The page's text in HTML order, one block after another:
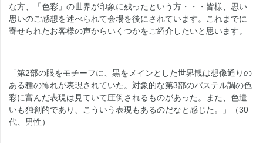
な方、「色彩」の世界が印象に残ったという方・・・皆様、思い
思いのご感想を述べられて会場を後にされています。これまでに
寄せられたお客様の声からいくつかをご紹介したいと思います。
「第2部の眼をモチーフに、黒をメインとした世界観は想像通りの
ある種の怖れが表現されていた。対象的な第3部のパステル調の色
彩に富んだ表現は見ていて圧倒されるものがあった。また、色遣
いも独創的であり、こういう表現もあるのだなと感じた。」（30
代、男性）